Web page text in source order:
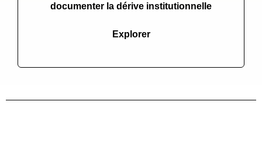
documenter la dérive institutionnelle
Explorer